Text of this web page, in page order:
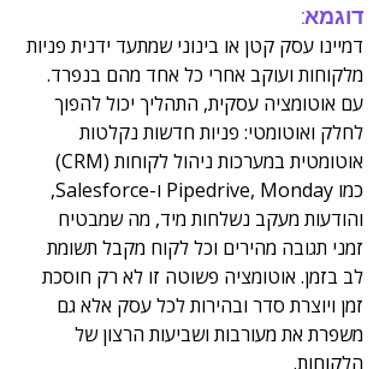
דוגמא:
דמיינו עסק קטן או בינוני שמתעד ידנית פניות
מלקוחות ועוקב אחרי כל אחד מהם בנפרד.
עם אוטומציה עסקית, התהליך יכול להפוך
לחלק ואוטומטי: פניות חדשות נקלטות
אוטומטית במערכות ניהול לקוחות (CRM)
כמו Pipedrive, Monday ו-Salesforce,
והודעות מעקב נשלחות מיד, מה שמבטיח
זמני תגובה מהירים וכל לקוח מקבל תשומת
לב בזמן. אוטומציה פשוטה זו לא רק חוסכת
זמן ויוצרת סדר ובהירות לכל עסק אלא גם
משפרת את מעורבות ושביעות הרצון של
הלקוחות.